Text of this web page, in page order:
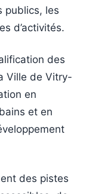
publics, les
d’activités.
des
Ville de Vitry-
en
et en
des pistes